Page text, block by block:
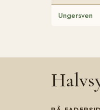
Ungersven